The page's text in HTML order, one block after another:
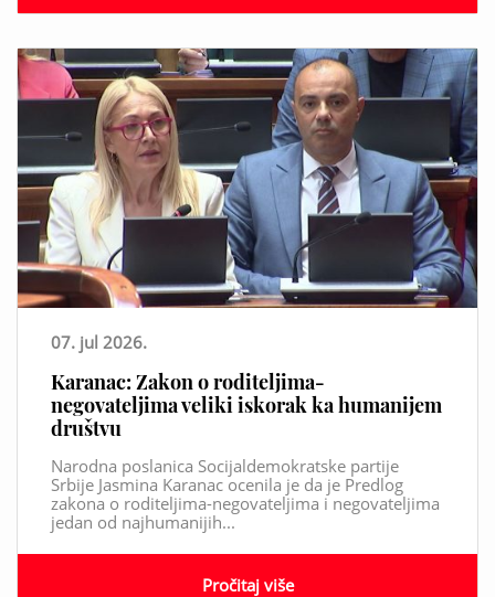
07. jul 2026.
Karanac: Zakon o roditeljima-
negovateljima veliki iskorak ka humanijem
društvu
Narodna poslanica Socijaldemokratske partije
Srbije Jasmina Karanac ocenila je da je Predlog
zakona o roditeljima-negovateljima i negovateljima
jedan od najhumanijih...
Pročitaj više